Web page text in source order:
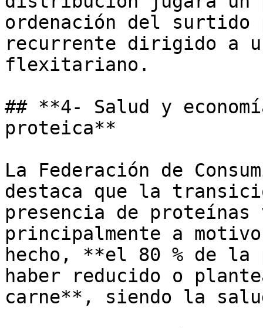
ordenación del surtido
recurrente dirigido a
flexitariano.
## **4- Salud y
proteica**
La Federación de
destaca que la
presencia de proteínas
principalmente a
hecho, **el 80 % de la
haber reducido o
carne**, siendo la